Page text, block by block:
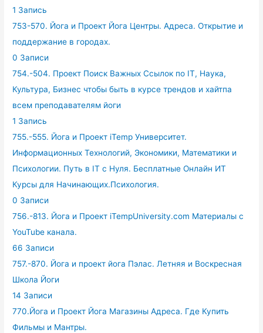
1 Запись
753-570. Йога и Проект Йога Центры. Адреса. Открытие и
поддержание в городах.
0 Записи
754.-504. Проект Поиск Важных Ссылок по IT, Наука,
Культура, Бизнес чтобы быть в курсе трендов и хайтпа
всем преподавателям йоги
1 Запись
755.-555. Йога и Проект iTemp Университет.
Информационных Технологий, Экономики, Математики и
Психологии. Путь в IT с Нуля. Бесплатные Онлайн ИТ
Курсы для Начинающих.Психология.
0 Записи
756.-813. Йога и Проект iTempUniversity.com Материалы с
YouTube канала.
66 Записи
757.-870. Йога и проект йога Пэлас. Летняя и Воскресная
Школа Йоги
14 Записи
770.Йога и Проект Йога Магазины Адреса. Где Купить
Фильмы и Мантры.